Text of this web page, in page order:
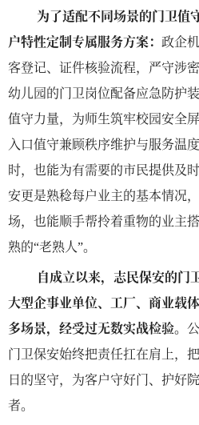
为了适配不同场景的门卫值
户特性定制专属服务方案： 政企
客登记、证件核验流程，严守涉
幼儿园的门卫岗位配备应急防护
值守力量，为师生筑牢校园安全
入口值守兼顾秩序维护与服务温
时，也能为有需要的市民提供及
安更是熟稔每户业主的基本情况
场，也能顺手帮拎着重物的业主
熟的“老熟人”。
自成立以来，志民保安的门
大型企事业单位、工厂、商业载
多场景，经受过无数实战检验。
门卫保安始终把责任扛在肩上，
日的坚守，为客户守好门、护好
者。